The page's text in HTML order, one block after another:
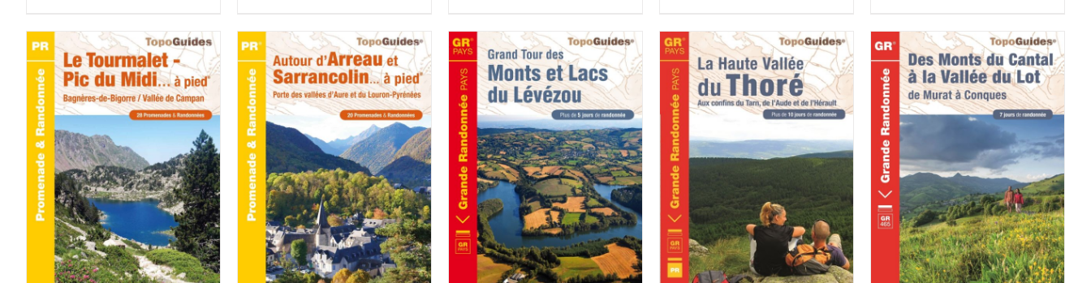
ACHETER LE PRODUIT
/
DÉTAILS
ACHETER LE PRODUIT
/
DÉTAILS
AJOUTER AU PANIER
/
DÉTAILS
ACHETER LE PRODUIT
DÉTAILS
ACHETER LE PRODUIT
/
DÉTAILS